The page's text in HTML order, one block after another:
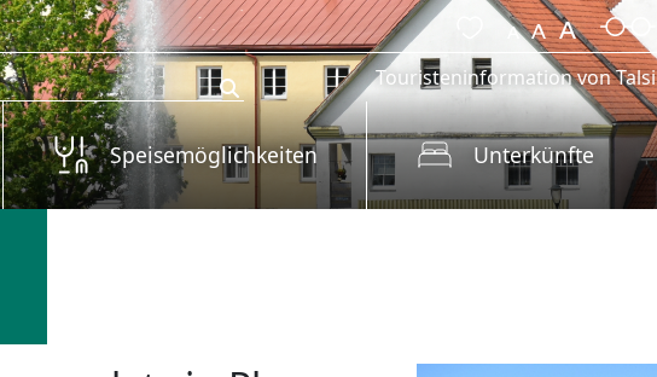
Touristeninformation von Talsi
Speisemöglichkeiten Unterkünfte